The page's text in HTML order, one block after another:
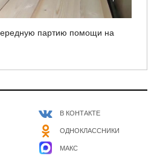
партию помощи на
В КОНТАКТЕ
ОДНОКЛАССНИКИ
МАКС